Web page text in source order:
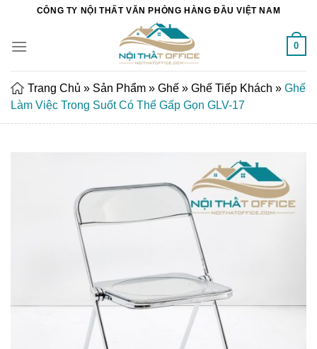
Chuyển
nội
CÔNG TY NỘI THẤT VĂN PHÒNG HÀNG ĐẦU VIỆT NAM
0
Trang Chủ » Sản Phẩm » Ghế » Ghế Tiếp Khách » Ghế
Làm Việc Trong Suốt Có Thể Gấp Gọn GLV-17